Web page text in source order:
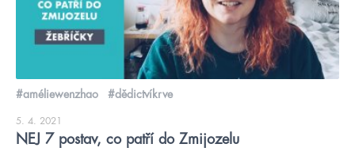
#améliewenzhao #dědictvíkrve
5. 4. 2021
NEJ 7 postav, co patří do Zmijozelu